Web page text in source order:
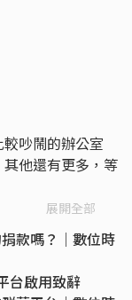
吵鬧的辦公室
他還有更多，等
展開全部
款嗎？｜數位時
台啟用致辭